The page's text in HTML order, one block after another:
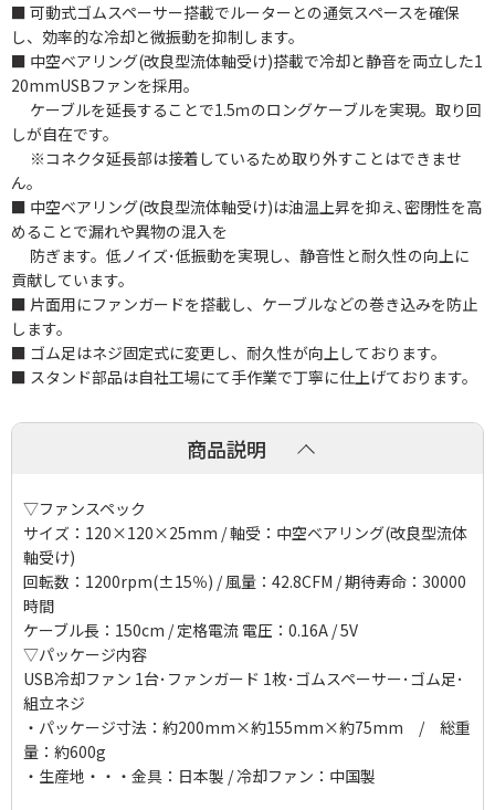
■ 可動式ゴムスペーサー搭載でルーターとの通気スペースを確保
し、効率的な冷却と微振動を抑制します。
■ 中空ベアリング(改良型流体軸受け)搭載で冷却と静音を両立した1
20mmUSBファンを採用。
ケーブルを延長することで1.5ｍのロングケーブルを実現。取り回
しが自在です。
※コネクタ延長部は接着しているため取り外すことはできませ
ん。
■ 中空ベアリング(改良型流体軸受け)は油温上昇を抑え､密閉性を高
めることで漏れや異物の混入を
防ぎます。低ノイズ･低振動を実現し、静音性と耐久性の向上に
貢献しています。
■ 片面用にファンガードを搭載し、ケーブルなどの巻き込みを防止
します。
■ ゴム足はネジ固定式に変更し、耐久性が向上しております。
■ スタンド部品は自社工場にて手作業で丁寧に仕上げております。
商品説明
▽ファンスペック
サイズ：120×120×25mm / 軸受：中空ベアリング(改良型流体
軸受け)
回転数：1200rpm(±15％) / 風量：42.8CFM / 期待寿命：30000
時間
ケーブル長：150cm / 定格電流 電圧：0.16A / 5V
▽パッケージ内容
USB冷却ファン 1台･ファンガード 1枚･ゴムスペーサー･ゴム足･
組立ネジ
・パッケージ寸法：約200mm×約155mm×約75mm / 総重
量：約600g
・生産地・・・金具：日本製 / 冷却ファン：中国製